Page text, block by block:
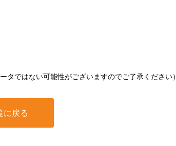
ではない可能性がございますのでご了承ください）
に戻る